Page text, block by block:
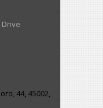
Drive
44, 45002,